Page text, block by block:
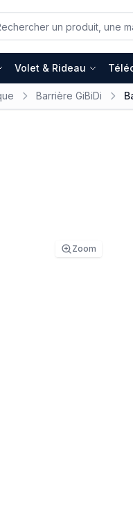
Volet & Rideau
Barrière GiBiDi
Zoom